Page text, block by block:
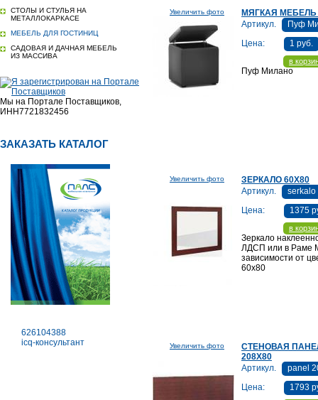
СТОЛЫ И СТУЛЬЯ НА
МЕТАЛЛОКАРКАСЕ
МЕБЕЛЬ ДЛЯ ГОСТИНИЦ
САДОВАЯ И ДАЧНАЯ МЕБЕЛЬ
ИЗ МАССИВА
Мы на Портале Поставщиков,
ИНН7721832456
ЗАКАЗАТЬ КАТАЛОГ
626104388
icq-консультант
Увеличить фото
МЯГКАЯ
Артикул.
Пуф
Цена:
1 руб.
в
Пуф Милано
Увеличить фото
ЗЕРКАЛО 60Х80
Артикул.
serkalo
Цена:
1375
в
Зеркало
ЛДСП или в Раме
зависимости от
60х80
Увеличить фото
СТЕНОВАЯ
208Х80
Артикул.
panel
Цена:
1793